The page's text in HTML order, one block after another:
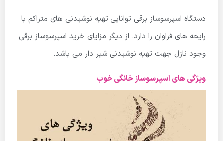
دستگاه اسپرسوساز برقی توانایی تهیه نوشیدنی های متراکم با
رایحه های فراوان را دارد. از دیگر مزایای خرید اسپرسوساز برقی
وجود نازل جهت تهیه نوشیدنی شیر دار می باشد.
ویژگی های اسپرسوساز خانگی خوب